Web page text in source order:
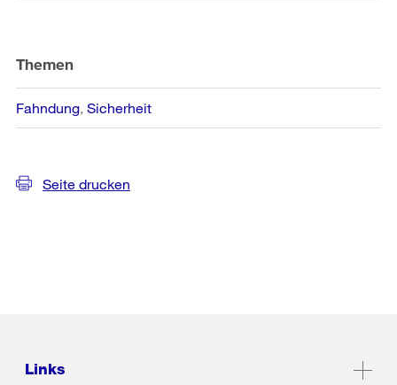
Themen
Fahndung Sicherheit
Seite drucken
Links